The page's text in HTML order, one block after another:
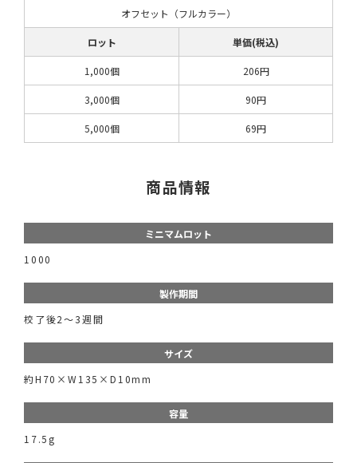
オフセット（フルカラー）
ロット 単価(税込)
1,000個 206円
3,000個 90円
5,000個 69円
商品情報
ミニマムロット
1000
製作期間
校了後2〜3週間
サイズ
約H70×W135×D10mm
容量
17.5g